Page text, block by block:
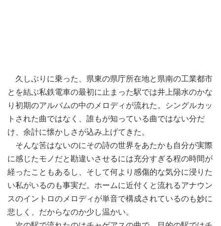
久しぶりに乗った、県東の県庁所在地と県南の工業都市
とを結ぶ私鉄電車の最初に止まった駅では井上陽水のかな
り初期のアルバムの中のメロディが流れた。シングルカッ
トされた曲ではなく、誰もが知っている曲ではない分だ
け、余計に懐かしさが込み上げてきた。
そんな筈はないのにその詩の世界をあたかも自分が実際
に感じたモノだと勘違いさせるには充分すぎる程の時間が
経ったこともあるし、そして何より感傷的な気分に浸りた
い私がいるのも事実だ。ホームに近付くと流れるアナウン
スのイントロのメロディが単音で構成されているのも妙に
悲しく、だからなのか少し温かい。